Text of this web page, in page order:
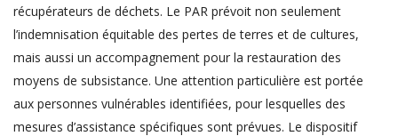
récupérateurs de déchets. Le PAR prévoit non seulement
l’indemnisation équitable des pertes de terres et de cultures,
mais aussi un accompagnement pour la restauration des
moyens de subsistance. Une attention particulière est portée
aux personnes vulnérables identifiées, pour lesquelles des
mesures d’assistance spécifiques sont prévues. Le dispositif